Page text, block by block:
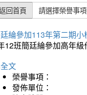
回首頁 請選擇榮譽事項
綸參加113年第二期
12班簡廷綸參加高年
文
榮譽事項：
發佈單位：